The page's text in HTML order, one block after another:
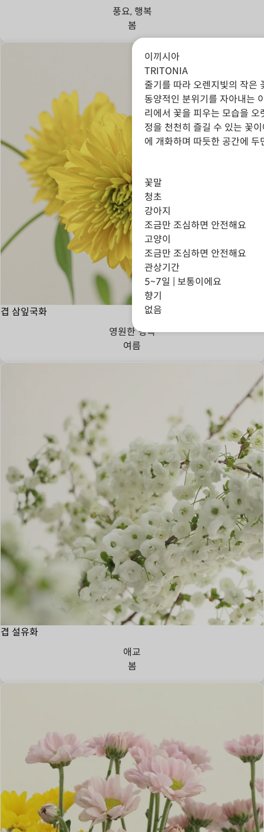
풍요, 행복
봄
겹 삼잎국화
영원한 행복
여름
겹 설유화
애교
봄
이끼시아
TRITONIA
줄기를 따라 오렌지빛의 작은
동양적인 분위기를 자아내는
리에서 꽃을 피우는 모습을
정을 천천히 즐길 수 있는 꽃
에 개화하며 따듯한 공간에
꽃말
청초
강아지
조금만 조심하면 안전해요
고양이
조금만 조심하면 안전해요
관상기간
5~7일 | 보통이에요
향기
없음